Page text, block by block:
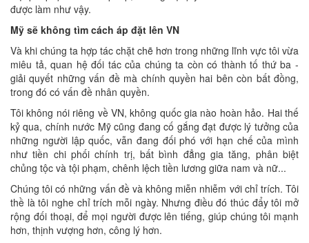
được làm như vậy.
Mỹ sẽ không tìm cách áp đặt lên VN
Và khi chúng ta hợp tác chặt chẽ hơn trong những lĩnh vực tôi vừa
miêu tả, quan hệ đối tác của chúng ta còn có thành tố thứ ba -
giải quyết những vấn đề mà chính quyền hai bên còn bất đồng,
trong đó có vấn đề nhân quyền.
Tôi không nói riêng về VN, không quốc gia nào hoàn hảo. Hai thế
kỷ qua, chính nước Mỹ cũng đang cố gắng đạt được lý tưởng của
những người lập quốc, vẫn đang đối phó với hạn chế của mình
như tiền chi phối chính trị, bất bình đẳng gia tăng, phân biệt
chủng tộc và tội phạm, chênh lệch tiền lương giữa nam và nữ...
Chúng tôi có những vấn đề và không miễn nhiễm với chỉ trích. Tôi
thề là tôi nghe chỉ trích mỗi ngày. Nhưng điều đó thúc đẩy tôi mở
rộng đối thoại, để mọi người được lên tiếng, giúp chúng tôi mạnh
hơn, thịnh vượng hơn, công lý hơn.